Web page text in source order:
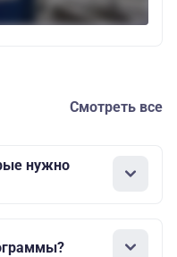
Смотреть все
нужно